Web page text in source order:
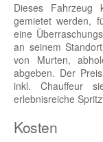
Dieses Fahrzeug
gemietet werden,
eine
an seinem
von Murten,
abgeben. Der
inkl. Chauffeur
erlebnisreiche
Kosten